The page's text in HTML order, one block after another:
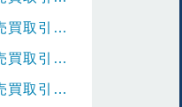
2026年5月分の売買取引の状況を更新しました。
2026年4月分の売買取引の状況を更新しました。
2026年3月分の売買取引の状況を更新しました。